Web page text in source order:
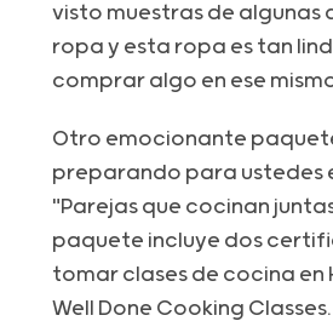
visto muestras de algunas
ropa y esta ropa es tan
comprar algo en ese
Otro emocionante
preparando para ustedes
"Parejas que cocinan
paquete incluye dos
tomar clases de cocina en
Well Done Cooking